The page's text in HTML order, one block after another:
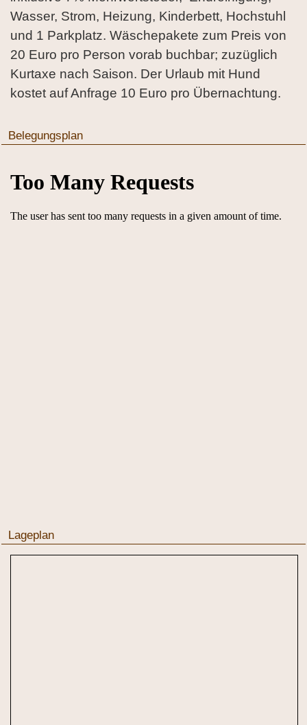
Wasser, Strom, Heizung, Kinderbett, Hochstuhl
und 1 Parkplatz. Wäschepakete zum Preis von
20 Euro pro Person vorab buchbar; zuzüglich
Kurtaxe nach Saison. Der Urlaub mit Hund
kostet auf Anfrage 10 Euro pro Übernachtung.
Belegungsplan
Lageplan